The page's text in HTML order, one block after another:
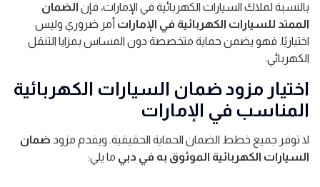
بالنسبة لملاك السيارات الكهربائية في الإمارات، فإن الضمان
الممتد للسيارات الكهربائية في الإمارات أمر ضروري وليس
اختياريًا. فهو يضمن حماية متخصصة دون المساس بمزايا التنقل
الكهربائي.
اختيار مزود ضمان السيارات الكهربائية
المناسب في الإمارات
لا توفر جميع خطط الضمان الحماية الحقيقية. ويقدم مزود ضمان
السيارات الكهربائية الموثوق به في دبي ما يلي: